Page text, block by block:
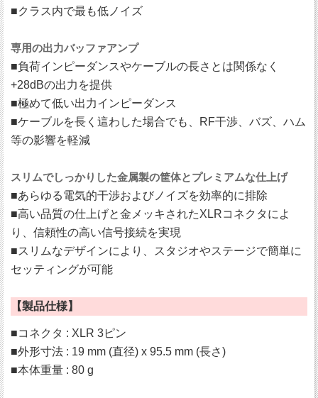
■クラス内で最も低ノイズ
専用の出力バッファアンプ
■負荷インピーダンスやケーブルの長さとは関係なく
+28dBの出力を提供
■極めて低い出力インピーダンス
■ケーブルを長く這わした場合でも、RF干渉、バズ、ハム
等の影響を軽減
スリムでしっかりした金属製の筐体とプレミアムな仕上げ
■あらゆる電気的干渉およびノイズを効率的に排除
■高い品質の仕上げと金メッキされたXLRコネクタによ
り、信頼性の高い信号接続を実現
■スリムなデザインにより、スタジオやステージで簡単に
セッティングが可能
【製品仕様】
■コネクタ : XLR 3ピン
■外形寸法 : 19 mm (直径) x 95.5 mm (長さ)
■本体重量 : 80 g